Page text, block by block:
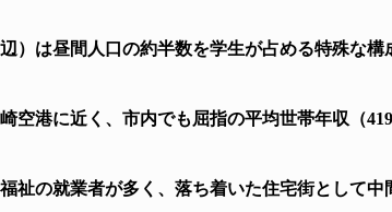
辺）は昼間人口の約半数を学生が占める特殊な
崎空港に近く、市内でも屈指の平均世帯年収（
福祉の就業者が多く、落ち着いた住宅街として